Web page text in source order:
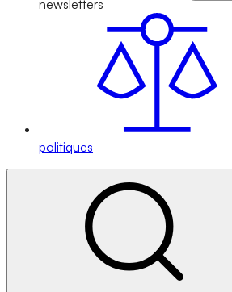
newsletters
politiques